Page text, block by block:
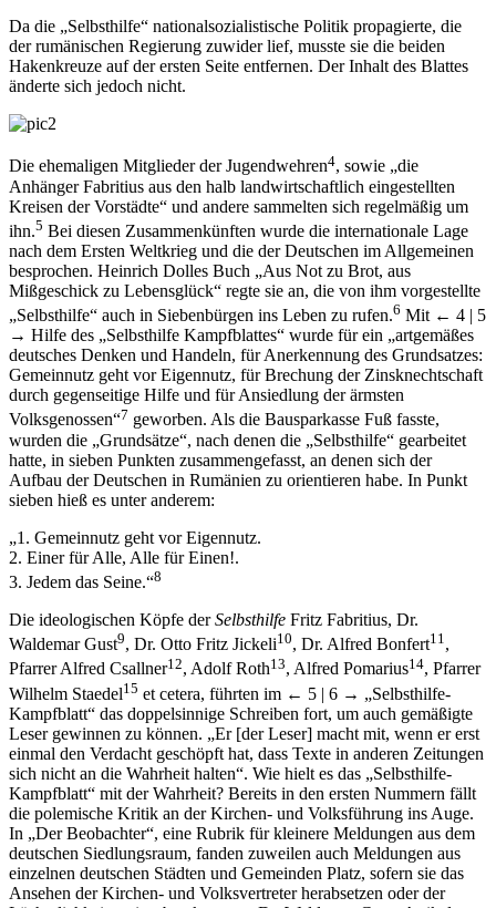
Da die „Selbsthilfe“ nationalsozialistische Politik propagierte, die
der rumänischen Regierung zuwider lief, musste sie die beiden
Hakenkreuze auf der ersten Seite entfernen. Der Inhalt des Blattes
änderte sich jedoch nicht.
Die ehemaligen Mitglieder der Jugendwehren4, sowie „die
Anhänger Fabritius aus den halb landwirtschaftlich eingestellten
Kreisen der Vorstädte“ und andere sammelten sich regelmäßig um
ihn.5 Bei diesen Zusammenkünften wurde die internationale Lage
nach dem Ersten Weltkrieg und die der Deutschen im Allgemeinen
besprochen. Heinrich Dolles Buch „Aus Not zu Brot, aus
Mißgeschick zu Lebensglück“ regte sie an, die von ihm vorgestellte
„Selbsthilfe“ auch in Siebenbürgen ins Leben zu rufen.6 Mit ← 4 | 5
→ Hilfe des „Selbsthilfe Kampfblattes“ wurde für ein „artgemäßes
deutsches Denken und Handeln, für Anerkennung des Grundsatzes:
Gemeinnutz geht vor Eigennutz, für Brechung der Zinsknechtschaft
durch gegenseitige Hilfe und für Ansiedlung der ärmsten
Volksgenossen“7 geworben. Als die Bausparkasse Fuß fasste,
wurden die „Grundsätze“, nach denen die „Selbsthilfe“ gearbeitet
hatte, in sieben Punkten zusammengefasst, an denen sich der
Aufbau der Deutschen in Rumänien zu orientieren habe. In Punkt
sieben hieß es unter anderem:
„1. Gemeinnutz geht vor Eigennutz.
2. Einer für Alle, Alle für Einen!.
3. Jedem das Seine.“8
Die ideologischen Köpfe derSelbsthilfe Fritz Fabritius, Dr.
Waldemar Gust9, Dr. Otto Fritz Jickeli10, Dr. Alfred Bonfert11 ,
Pfarrer Alfred Csallner12, Adolf Roth13, Alfred Pomarius14, Pfarrer
Wilhelm Staedel15 et cetera, führten im ← 5 | 6 → „Selbsthilfe-
Kampfblatt“ das doppelsinnige Schreiben fort, um auch gemäßigte
Leser gewinnen zu können. „Er [der Leser] macht mit, wenn er erst
einmal den Verdacht geschöpft hat, dass Texte in anderen Zeitungen
sich nicht an die Wahrheit halten“. Wie hielt es das „Selbsthilfe-
Kampfblatt“ mit der Wahrheit? Bereits in den ersten Nummern fällt
die polemische Kritik an der Kirchen- und Volksführung ins Auge.
In „Der Beobachter“, eine Rubrik für kleinere Meldungen aus dem
deutschen Siedlungsraum, fanden zuweilen auch Meldungen aus
einzelnen deutschen Städten und Gemeinden Platz, sofern sie das
Ansehen der Kirchen- und Volksvertreter herabsetzen oder der